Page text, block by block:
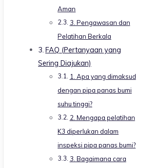
Aman
3. Pengawasan dan
Pelatihan Berkala
FAQ (Pertanyaan yang
Sering Diajukan)
1. Apa yang dimaksud
dengan pipa panas bumi
suhu tinggi?
2. Mengapa pelatihan
K3 diperlukan dalam
inspeksi pipa panas bumi?
3. Bagaimana cara